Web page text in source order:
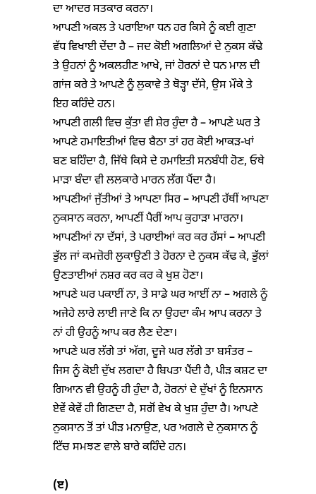
ਦਾ ਆਦਰ ਸਤਕਾਰ ਕਰਨਾ।
ਆਪਣੀ ਅਕਲ ਤੇ ਪਰਾਇਆ ਧਨ ਹਰ ਕਿਸੇ ਨੂੰ ਕਈ ਗੁਣਾ
ਵੱਧ ਵਿਖਾਈ ਦੇਂਦਾ ਹੈ – ਜਦ ਕੋਈ ਅਗਲਿਆਂ ਦੇ ਨੁਕਸ ਕੱਢੇ
ਤੇ ਉਹਨਾਂ ਨੂੰ ਅਕਲਹੀਣ ਆਖੇ, ਜਾਂ ਹੋਰਨਾਂ ਦੇ ਧਨ ਮਾਲ ਦੀ
ਗਾਂਜ ਕਰੇ ਤੇ ਆਪਣੇ ਨੂੰ ਲੁਕਾਵੇ ਤੇ ਥੋੜ੍ਹਾ ਦੱਸੇ, ਉਸ ਮੌਕੇ ਤੇ
ਇਹ ਕਹਿੰਦੇ ਹਨ।
ਆਪਣੀ ਗਲੀ ਵਿਚ ਕੁੱਤਾ ਵੀ ਸ਼ੇਰ ਹੁੰਦਾ ਹੈ – ਆਪਣੇ ਘਰ ਤੇ
ਆਪਣੇ ਹਮਾਇਤੀਆਂ ਵਿਚ ਬੈਠਾ ਤਾਂ ਹਰ ਕੋਈ ਆਕੜ-ਖਾਂ
ਬਣ ਬਹਿੰਦਾ ਹੈ, ਜਿੱਥੇ ਕਿਸੇ ਦੇ ਹਮਾਇਤੀ ਸਨਬੰਧੀ ਹੋਣ, ਓਥੇ
ਮਾੜਾ ਬੰਦਾ ਵੀ ਲਲਕਾਰੇ ਮਾਰਨ ਲੱਗ ਪੈਂਦਾ ਹੈ।
ਆਪਣੀਆਂ ਜੁੱਤੀਆਂ ਤੇ ਆਪਣਾ ਸਿਰ – ਆਪਣੀ ਹੱਥੀਂ ਆਪਣਾ
ਨੁਕਸਾਨ ਕਰਨਾ, ਆਪਣੀਂ ਪੈਰੀਂ ਆਪ ਕੁਹਾੜਾ ਮਾਰਨਾ।
ਆਪਣੀਆਂ ਨਾ ਦੱਸਾਂ, ਤੇ ਪਰਾਈਆਂ ਕਰ ਕਰ ਹੱਸਾਂ – ਆਪਣੀ
ਭੁੱਲ ਜਾਂ ਕਮਜ਼ੋਰੀ ਲੁਕਾਉਣੀ ਤੇ ਹੋਰਨਾ ਦੇ ਨੁਕਸ ਕੱਢ ਕੇ, ਭੁੱਲਾਂ
ਉਣਤਾਈਆਂ ਨਸ਼ਰ ਕਰ ਕਰ ਕੇ ਖੁਸ਼ ਹੋਣਾ।
ਆਪਣੇ ਘਰ ਪਕਾਈਂ ਨਾ, ਤੇ ਸਾਡੇ ਘਰ ਆਈਂ ਨਾ – ਅਗਲੇ ਨੂੰ
ਅਜੇਹੇ ਲਾਰੇ ਲਾਈ ਜਾਣੇ ਕਿ ਨਾ ਉਹਦਾ ਕੰਮ ਆਪ ਕਰਨਾ ਤੇ
ਨਾਂ ਹੀ ਉਹਨੂੰ ਆਪ ਕਰ ਲੈਣ ਦੇਣਾ।
ਆਪਣੇ ਘਰ ਲੱਗੇ ਤਾਂ ਅੱਗ, ਦੂਜੇ ਘਰ ਲੱਗੇ ਤਾ ਬਸੰਤਰ –
ਜਿਸ ਨੂੰ ਕੋਈ ਦੁੱਖ ਲਗਦਾ ਹੈ ਬਿਪਤਾ ਪੈਂਦੀ ਹੈ, ਪੀੜ ਕਸ਼ਟ ਦਾ
ਗਿਆਨ ਵੀ ਉਹਨੂੰ ਹੀ ਹੁੰਦਾ ਹੈ, ਹੋਰਨਾਂ ਦੇ ਦੁੱਖਾਂ ਨੂੰ ਇਨਸਾਨ
ਏਵੇਂ ਕੇਵੇਂ ਹੀ ਗਿਣਦਾ ਹੈ, ਸਗੋਂ ਵੇਖ ਕੇ ਖੁਸ਼ ਹੁੰਦਾ ਹੈ। ਆਪਣੇ
ਨੁਕਸਾਨ ਤੋਂ ਤਾਂ ਪੀੜ ਮਨਾਉਣ, ਪਰ ਅਗਲੇ ਦੇ ਨੁਕਸਾਨ ਨੂੰ
ਟਿੱਚ ਸਮਝਣ ਵਾਲੇ ਬਾਰੇ ਕਹਿੰਦੇ ਹਨ।
(ੲ)